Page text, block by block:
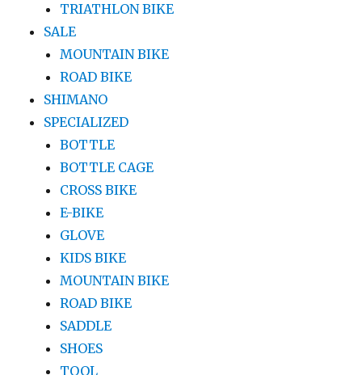
TRIATHLON BIKE
SALE
MOUNTAIN BIKE
ROAD BIKE
SHIMANO
SPECIALIZED
BOTTLE
BOTTLE CAGE
CROSS BIKE
E-BIKE
GLOVE
KIDS BIKE
MOUNTAIN BIKE
ROAD BIKE
SADDLE
SHOES
TOOL